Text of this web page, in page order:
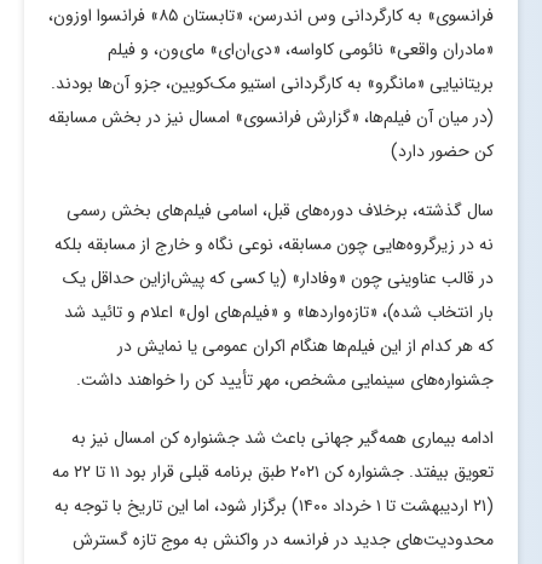
فرانسوی» به کارگردانی وس اندرسن، «تابستان ۸۵» فرانسوا اوزون،
«مادران واقعی» نائومی کاواسه، «‌دی‌ان‌ای» مای‌ون، و فیلم
بریتانیایی «مانگرو» به کارگردانی استیو مک‌کویین، جزو آن‌ها بودند.
(در میان آن فیلم‌ها، «گزارش فرانسوی» امسال نیز در بخش مسابقه
کن حضور دارد)
سال گذشته، برخلاف دوره‌های قبل، اسامی فیلم‌های بخش رسمی
نه در زیرگروه‌هایی چون مسابقه، نوعی نگاه و خارج از مسابقه بلکه
در قالب عناوینی چون «وفادار» (یا کسی که پیش‌ازاین حداقل یک
بار انتخاب شده)، «تازه‌واردها» و «فیلم‌های اول» اعلام و تائید شد
که هر کدام از این فیلم‌ها هنگام اکران عمومی یا نمایش در
جشنواره‌های سینمایی مشخص، مهر تأیید کن را خواهند داشت.
ادامه بیماری همه‌گیر جهانی باعث شد جشنواره کن امسال نیز به
تعویق بیفتد. جشنواره کن ۲۰۲۱ طبق برنامه قبلی قرار بود ۱۱ تا ۲۲ مه
(۲۱ اردیبهشت تا ۱ خرداد ۱۴۰۰) برگزار شود، اما این تاریخ با توجه به
محدودیت‌های جدید در فرانسه در واکنش به موج تازه گسترش